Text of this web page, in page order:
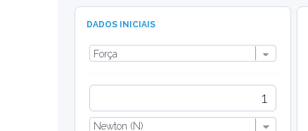
DADOS INICIAIS